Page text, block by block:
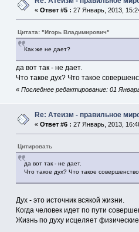
«Ответ #5 : 27 Январь, 2013,
Цитата: "Игорь Владимирович"
Как же не дает?
да вот так - не дает.
Что такое дух? Что такое
«Последнее редактирование: 01
Re: Атеизм - правильное
«Ответ #6 : 27 Январь, 2013,
Цитировать
да вот так - не дает.
Что такое дух? Что такое
Дух - это источник всякой жизни.
Когда человек идет по пути
Жизнь по духу исцеляет